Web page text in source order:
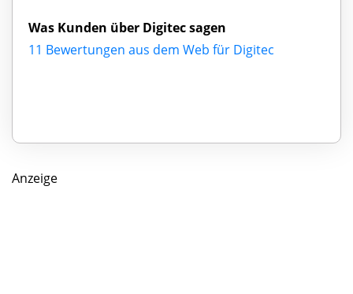
Was Kunden über Digitec sagen
11 Bewertungen aus dem Web für Digitec
Anzeige